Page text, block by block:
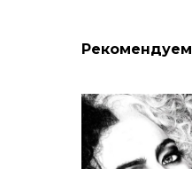
Рекомендуем